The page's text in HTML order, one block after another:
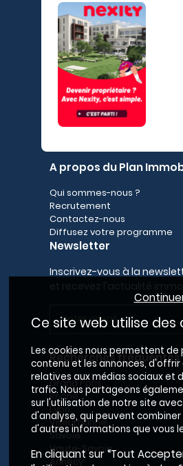
A propos du Plan
Qui sommes-nous ?
Recrutement
Contactez-nous
Diffusez votre programme
Newsletter
Inscrivez-vous à la
Recherches fréquentes
Grand Paris
Rhône
Lyon
Villeurbanne
Savoie
Haute-Savoie
Annecy
Ce site web utilise des
Les cookies nous permettent de
contenu et les annonces,
relatives aux médias sociaux et
trafic. Nous partageons
sur l'utilisation de notre site
d'analyse, qui peuvent
d'autres informations que vous
En cliquant sur “Tout